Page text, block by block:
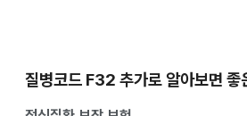
질병코드 F32 추가로 알아보면 좋